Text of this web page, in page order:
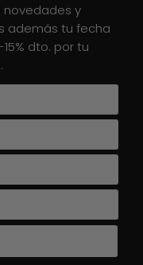
novedades y
además tu fecha
dto. por tu